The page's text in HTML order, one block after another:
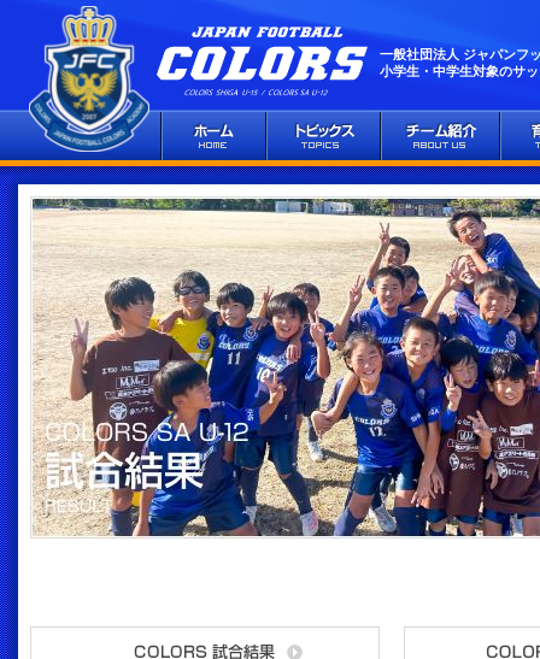
一般社団法人 ジャパンフ
小学生・中学生対象のサ